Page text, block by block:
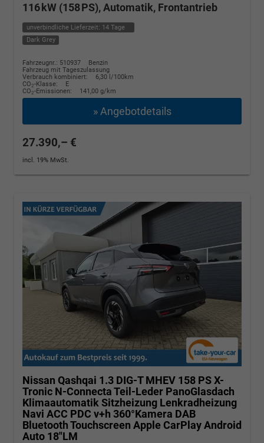
116 kW (158 PS), Automatik, Frontantrieb
unverbindliche Lieferzeit: 14 Tage
Dark Grey
Fahrzeugnr.: 510937
Benzin
Fahrzeug mit Tageszulassung
Verbrauch kombiniert:
6,30 l/100km
CO2-Klasse:
E
CO2-Emissionen: 141,00 g/km
» Angebotdetails
27.390,– €
incl. 19% MwSt.
Nissan Qashqai 1.3 DIG-T MHEV 158 PS X-
Tronic N-Connecta Teil-Leder PanoGlasdach
Klimaautomatik Sitzheizung Lenkradheizung
Navi ACC PDC v+h 360°Kamera DAB
Bluetooth Touchscreen Apple CarPlay Android
Auto 18"LM